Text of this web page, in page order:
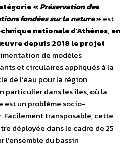
«Préservation des
fondées sur la nature»est
nationale d’Athènes, en
depuis 2018 le projet
de modèles
et circulaires appliqués à la
de l’eau pour la région
particulier dans les îles, où la
est un problème socio-
Facilement transposable, cette
déployée dans le cadre de 25
l’ensemble du bassin